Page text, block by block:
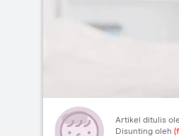
Artikel ditulis
Disunting oleh